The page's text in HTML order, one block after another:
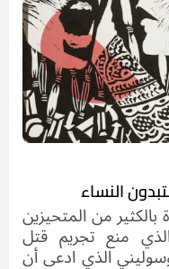
النساء
من المتحيزين
منع تجريم قتل
الذي ادعى أن